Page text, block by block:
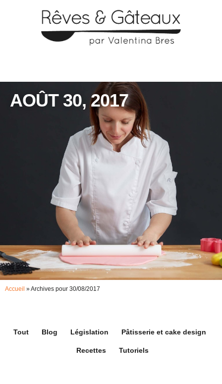
AOÛT 30, 2017
Accueil »Archives pour 30/08/2017
Tout Blog Législation Pâtisserie et cake design
Recettes Tutoriels